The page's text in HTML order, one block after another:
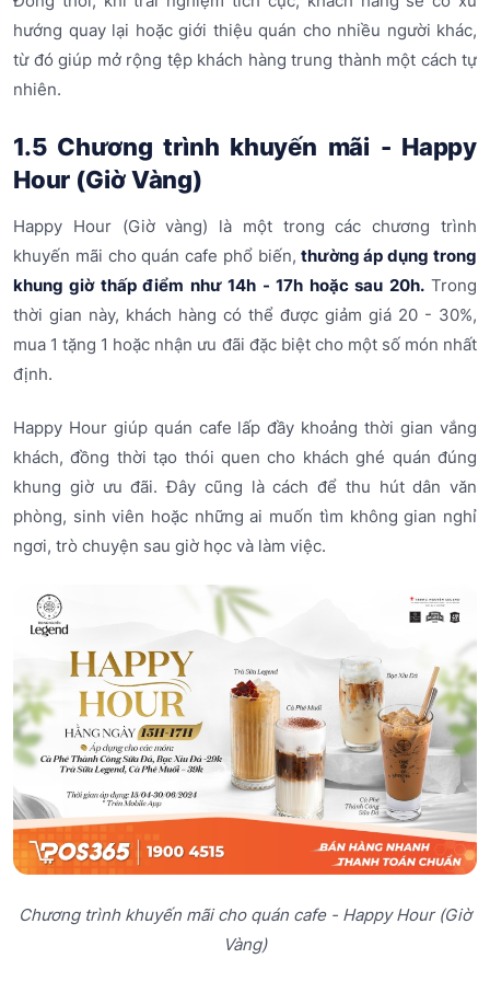
hướng quay lại hoặc giới thiệu quán cho nhiều người khác,
từ đó giúp mở rộng tệp khách hàng trung thành một cách tự
nhiên.
1.5 Chương trình khuyến mãi - Happy
Hour (Giờ Vàng)
Happy Hour (Giờ vàng) là một trong các chương trình
khuyến mãi cho quán cafe phổ biến, thường áp dụng trong
khung giờ thấp điểm như 14h - 17h hoặc sau 20h.Trong
thời gian này, khách hàng có thể được giảm giá 20 - 30%,
mua 1 tặng 1 hoặc nhận ưu đãi đặc biệt cho một số món nhất
định.
Happy Hour giúp quán cafe lấp đầy khoảng thời gian vắng
khách, đồng thời tạo thói quen cho khách ghé quán đúng
khung giờ ưu đãi. Đây cũng là cách để thu hút dân văn
phòng, sinh viên hoặc những ai muốn tìm không gian nghỉ
ngơi, trò chuyện sau giờ học và làm việc.
Chương trình khuyến mãi cho quán cafe - Happy Hour (Giờ
Vàng)